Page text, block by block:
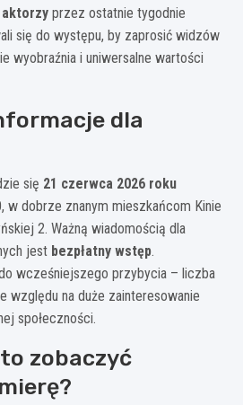
aktorzy przez ostatnie tygodnie
się do występu, by zaprosić widzów
wyobraźnia i uniwersalne wartości
dla
się 21 czerwca 2026 roku
w dobrze znanym mieszkańcom Kinie
2. Ważną wiadomością dla
jest bezpłatny wstęp.
wcześniejszego przybycia – liczba
względu na duże zainteresowanie
społeczności.
zobaczyć